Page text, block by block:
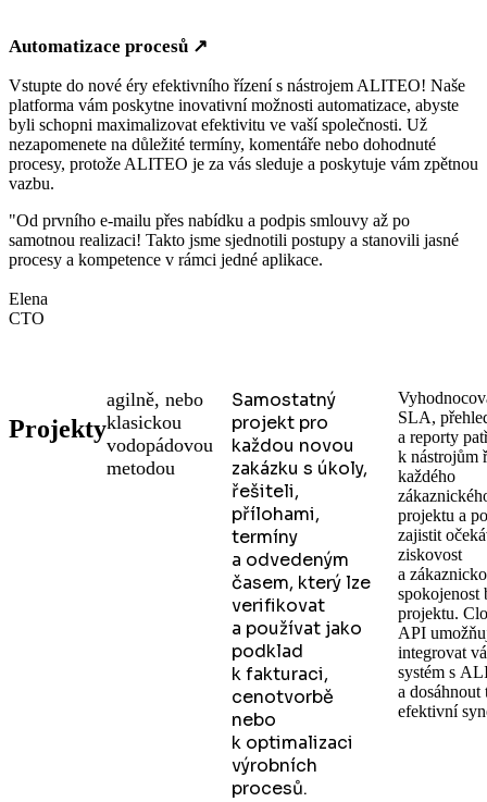
Automatizace procesů ↗
Vstupte do nové éry efektivního řízení s nástrojem ALITEO! Naše
platforma vám poskytne inovativní možnosti automatizace, abyste
byli schopni maximalizovat efektivitu ve vaší společnosti. Už
nezapomenete na důležité termíny, komentáře nebo dohodnuté
procesy, protože ALITEO je za vás sleduje a poskytuje vám zpětnou
vazbu.
"Od prvního e-mailu přes nabídku a podpis smlouvy až po
samotnou realizaci! Takto jsme sjednotili postupy a stanovili jasné
procesy a kompetence v rámci jedné aplikace.
Elena
CTO
Projekty
agilně, nebo
klasickou
vodopádovou
metodou
Samostatný
projekt pro
každou novou
zakázku s úkoly,
řešiteli,
přílohami,
termíny
a odvedeným
časem, který lze
verifikovat
a používat jako
podklad
k fakturaci,
cenotvorbě
nebo
k optimalizaci
výrobních
procesů.
SLA,
a reporty
k nástrojům
každého
projektu a
zajistit
ziskovost
a
spokojenost
projektu.
API
integrovat
systém s
a dosáhnout
efektivní